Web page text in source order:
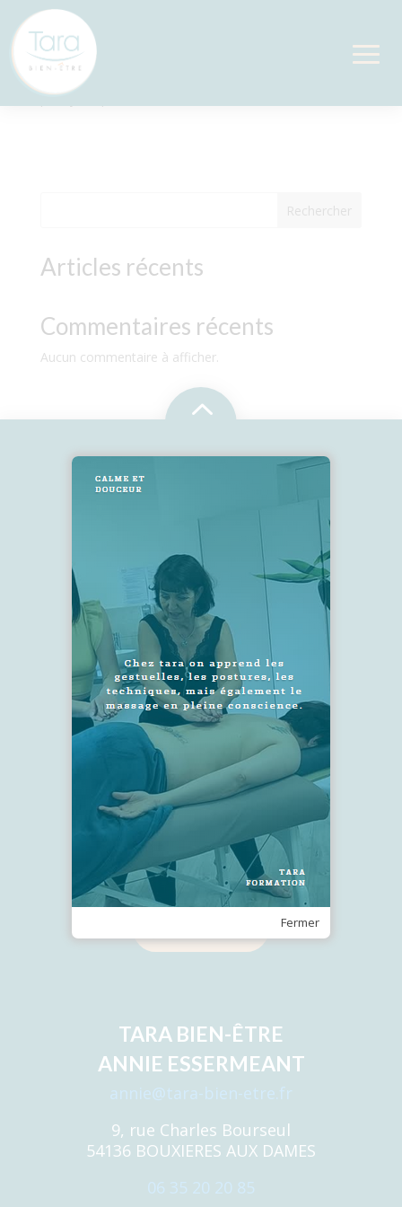
Deep Tissue
parSylvie
Rechercher
Articles récents
Commentaires récents
Aucun commentaire à afficher.
2
SUIVEZ-NOUS !
Recevez notre Newsletter
TARA BIEN-ÊTRE
ANNIE ESSERMEANT
annie@tara-bien-etre.fr
9, rue Charles Bourseul
54136 BOUXIERES AUX DAMES
06 35 20 20 85
Fermer